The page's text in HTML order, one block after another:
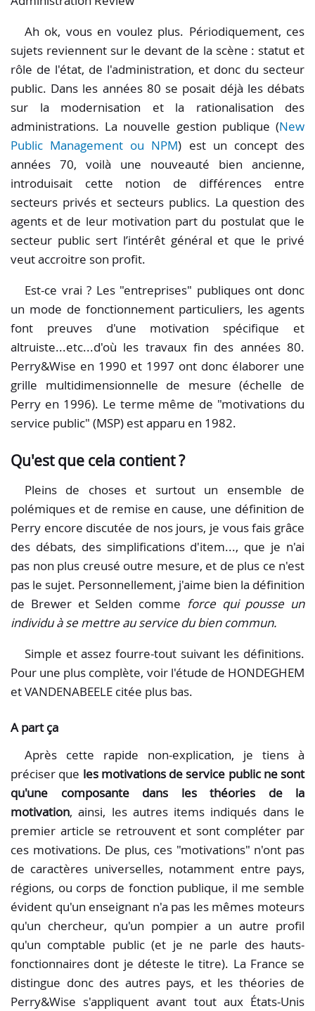
Ah ok, vous en voulez plus. Périodiquement, ces
sujets reviennent sur le devant de la scène : statut et
rôle de l'état, de l'administration, et donc du secteur
public. Dans les années 80 se posait déjà les débats
sur la modernisation et la rationalisation des
administrations. La nouvelle gestion publique (New
Public Management ou NPM) est un concept des
années 70, voilà une nouveauté bien ancienne,
introduisait cette notion de différences entre
secteurs privés et secteurs publics. La question des
agents et de leur motivation part du postulat que le
secteur public sert l’intérêt général et que le privé
veut accroitre son profit.
Est-ce vrai ? Les "entreprises" publiques ont donc
un mode de fonctionnement particuliers, les agents
font preuves d'une motivation spécifique et
altruiste...etc...d'où les travaux fin des années 80.
Perry&Wise en 1990 et 1997 ont donc élaborer une
grille multidimensionnelle de mesure (échelle de
Perry en 1996). Le terme même de "motivations du
service public" (MSP) est apparu en 1982.
Qu'est que cela contient ?
Pleins de choses et surtout un ensemble de
polémiques et de remise en cause, une définition de
Perry encore discutée de nos jours, je vous fais grâce
des débats, des simplifications d'item..., que je n'ai
pas non plus creusé outre mesure, et de plus ce n'est
pas le sujet. Personnellement, j'aime bien la définition
de Brewer et Selden comme force qui pousse un
individu à se mettre au service du bien commun.
Simple et assez fourre-tout suivant les définitions.
Pour une plus complète, voir l'étude de HONDEGHEM
et VANDENABEELE citée plus bas.
A part ça
Après cette rapide non-explication, je tiens à
préciser que les motivations de service public ne sont
qu'une composante dans les théories de la
motivation, ainsi, les autres items indiqués dans le
premier article se retrouvent et sont compléter par
ces motivations. De plus, ces "motivations" n'ont pas
de caractères universelles, notamment entre pays,
régions, ou corps de fonction publique, il me semble
évident qu'un enseignant n'a pas les mêmes moteurs
qu'un chercheur, qu'un pompier a un autre profil
qu'un comptable public (et je ne parle des hauts-
fonctionnaires dont je déteste le titre). La France se
distingue donc des autres pays, et les théories de
Perry&Wise s'appliquent avant tout aux États-Unis